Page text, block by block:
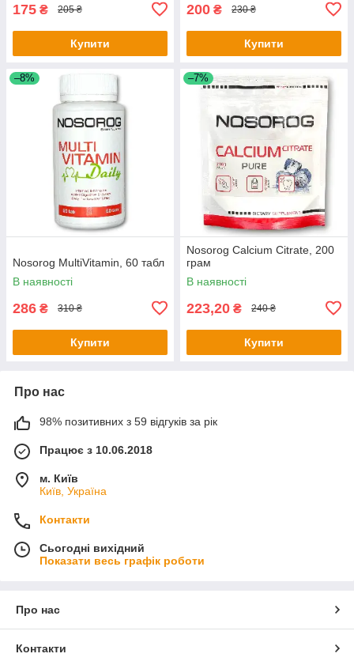
175 ₴ 205 ₴
Купити
200 ₴ 230 ₴
Купити
–8%
Nosorog MultiVitamin, 60 табл
В наявності
286 ₴ 310 ₴
Купити
–7%
Nosorog Calcium Citrate, 200
грам
В наявності
223,20 ₴ 240 ₴
Купити
Про нас
98% позитивних з 59 відгуків за рік
Працює з 10.06.2018
м. Київ
Київ, Україна
Контакти
Сьогодні вихідний
Показати весь графік роботи
Про нас
Контакти